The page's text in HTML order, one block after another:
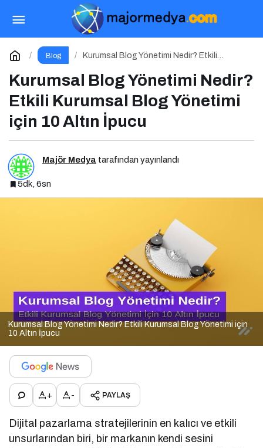
Blog
Kurumsal Blog Yönetimi Nedir? Etkili
Kurumsal Blog Yönetimi Nedir?
Etkili Kurumsal Blog Yönetimi
için 10 Altın İpucu
Majör Medya tarafından yayınlandı
5dk, 6sn
Kurumsal Blog Yönetimi Nedir? Etkili Kurumsal Blog Yönetimi için
10 Altın İpucu
+ - PAYLAŞ
Dijital pazarlama stratejilerinin en kalıcı ve etkili
unsurlarından biri, bir markanın kendi sesini
Dijital PR Nedir? Etkili Dijital PR İçin 10 Altın
İpucuYorum Yap